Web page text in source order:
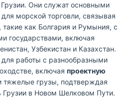
Они служат основными
морской торговли, связывая
как Болгария и Румыния, с
государствами, включая
Узбекистан и Казахстан.
работы с разнообразными
включая проектную
тяжелые грузы, подтверждая
Грузии в Новом Шелковом Пути.